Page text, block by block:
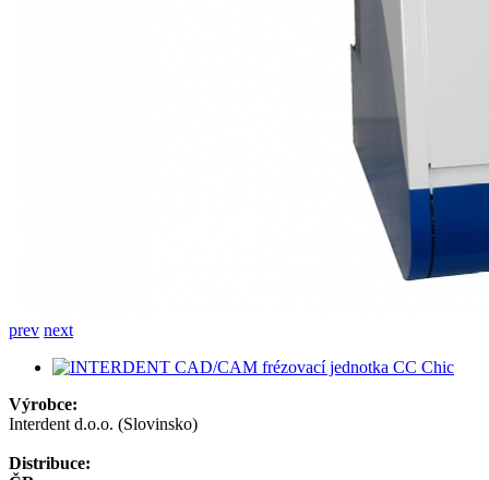
prev next
Výrobce:
Interdent d.o.o. (Slovinsko)
Distribuce: